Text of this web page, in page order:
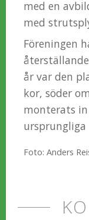
med en
med
Föreningen
år var den
kor, söder
monterats
ursprungliga
Foto: Anders